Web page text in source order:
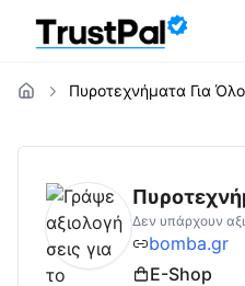
Πυροτεχνήματα Για
bomba.gr
Δεν υπάρχουν
bomba.gr
E-Shop